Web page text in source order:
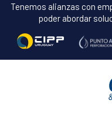
Tenemos alianzas con
poder abordar